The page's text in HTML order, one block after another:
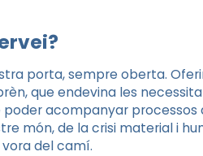
porta, sempre oberta.
que endevina les
acompanyar
món, de la crisi material i
del camí.